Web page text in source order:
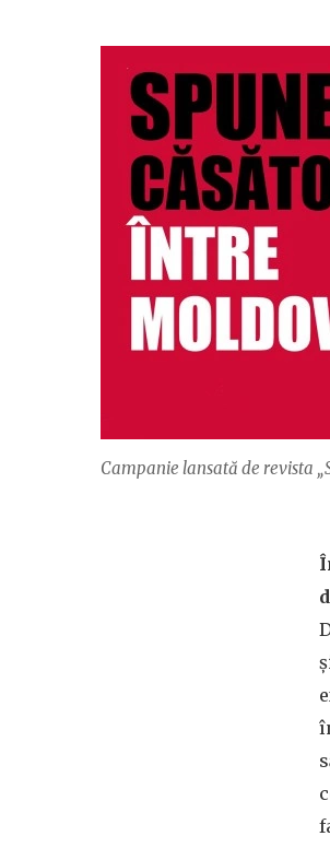
Campanie lansată de revista